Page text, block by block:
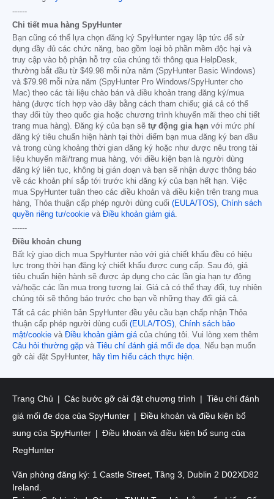
------
Chi tiết mua hàng SpyHunter
Bạn cũng có thể lựa chọn đăng ký SpyHunter ngay lập tức để sử
dụng đầy đủ các chức năng, bao gồm loại bỏ phần mềm độc hại và
truy cập vào bộ phận hỗ trợ của chúng tôi thông qua HelpDesk,
thường bắt đầu từ $49.98 mỗi nửa năm (SpyHunter Basic Windows)
và $79.98 mỗi nửa năm (SpyHunter Pro Windows/SpyHunter cho
Mac) theo các tài liệu chào bán và điều khoản trang đăng ký/mua
hàng (được tích hợp vào đây bằng cách tham chiếu; giá cả có thể
thay đổi tùy theo quốc gia hoặc chương trình khuyến mãi theo chi tiết
trang mua hàng). Đăng ký của bạn sẽ tự động gia hạn với mức phí
đăng ký tiêu chuẩn hiện hành tại thời điểm bạn mua đăng ký ban đầu
và trong cùng khoảng thời gian đăng ký hoặc như được nêu trong tài
liệu khuyến mãi/trang mua hàng, với điều kiện bạn là người dùng
đăng ký liên tục, không bị gián đoạn và bạn sẽ nhận được thông báo
về các khoản phí sắp tới trước khi đăng ký của bạn hết hạn. Việc
mua SpyHunter tuân theo các điều khoản và điều kiện trên trang mua
hàng, Thỏa thuận cấp phép người dùng cuối (EULA/TOS) Chính sách
quyền riêng tư/cookie và Điều khoản giảm giá
------
Điều khoản chung
Bất kỳ giao dịch mua SpyHunter nào với giá chiết khấu đều có hiệu
lực trong thời hạn đăng ký chiết khấu được cung cấp. Sau đó, giá
tiêu chuẩn hiện hành sẽ được áp dụng cho các lần gia hạn tự động
và/hoặc các lần mua trong tương lai. Giá cả có thể thay đổi, tuy nhiên
chúng tôi sẽ thông báo trước cho bạn về những thay đổi giá cả.
Tất cả các phiên bản SpyHunter đều yêu cầu bạn chấp nhận Thỏa
thuận cấp phép người dùng cuối (EULA/TOS) Chính sách bảo
mật/cookie và Điều khoản giảm giá của chúng tôi. Vui lòng xem thêm
Câu hỏi thường gặp và Tiêu chí đánh giá mối đe dọa . Nếu bạn muốn
gỡ cài đặt SpyHunter,
hãy tìm hiểu cách thực hiện
Trang Chủ Các bước gỡ cài đặt chương trình
Tiêu chí đánh
giá mối đe dọa của SpyHunter
Điều khoản và điều kiện bổ
sung của SpyHunter
Điều khoản và điều kiện bổ sung của
RegHunter
Văn phòng đăng ký: 1 Castle Street, Tầng 3, Dublin 2 D02XD82
Ireland.